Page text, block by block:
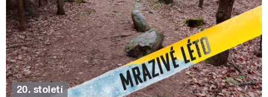
20. století